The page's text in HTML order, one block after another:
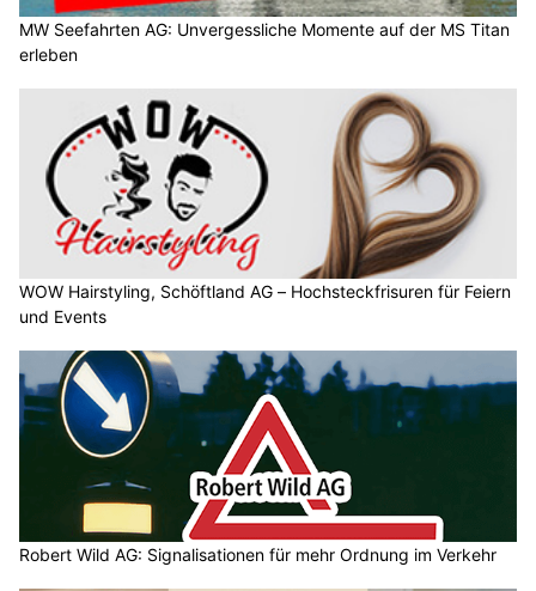
MW Seefahrten AG: Unvergessliche Momente auf der MS Titan
erleben
WOW Hairstyling, Schöftland AG – Hochsteckfrisuren für Feiern
und Events
Robert Wild AG: Signalisationen für mehr Ordnung im Verkehr